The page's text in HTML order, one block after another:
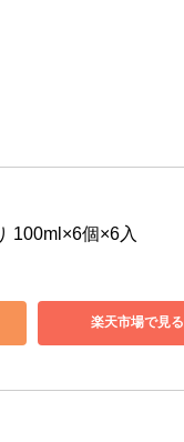
100ml×6個×6入
楽天市場で見る